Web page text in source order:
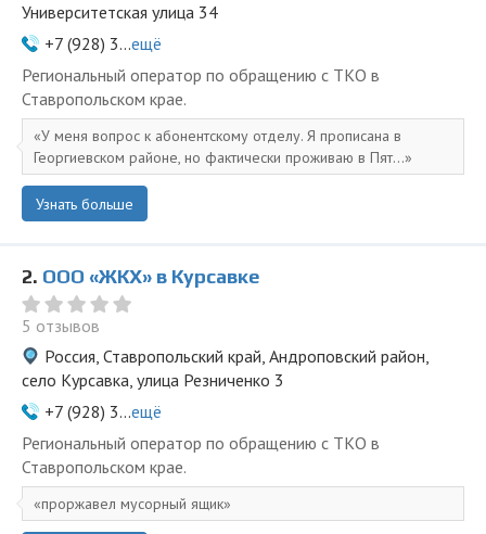
Университетская улица 34
+7 (928) 3...ещё
Региональный оператор по обращению с ТКО в
Ставропольском крае.
У меня вопрос к абонентскому отделу. Я прописана в
Георгиевском районе, но фактически проживаю в Пят...
Узнать больше
2. ООО «ЖКХ» в Курсавке
5 отзывов
Россия, Ставропольский край, Андроповский район,
село Курсавка, улица Резниченко 3
+7 (928) 3...ещё
Региональный оператор по обращению с ТКО в
Ставропольском крае.
проржавел мусорный ящик